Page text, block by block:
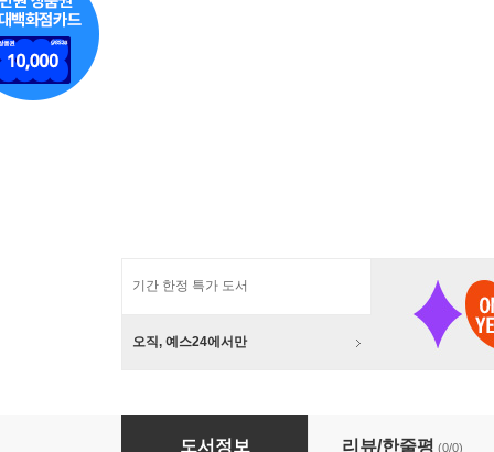
기간 한정 특가 도서
오직, 예스24에서만
생각하는 힘: 진형준 교수의 세계문학컬렉션
도서정보 리뷰/한줄평 (0/0)